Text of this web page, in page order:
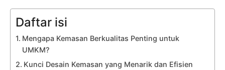
Daftar isi
Mengapa Kemasan Berkualitas Penting untuk
UMKM?
Kunci Desain Kemasan yang Menarik dan Efisien